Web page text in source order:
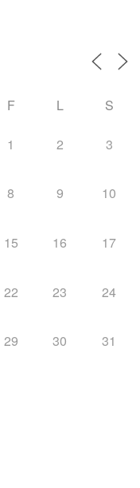
F L S
1 2 3
8 9 10
15 16 17
22 23 24
29 30 31